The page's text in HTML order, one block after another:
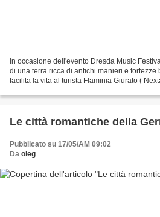
In occasione dell'evento Dresda Music
di una terra ricca di antichi manieri e fortezze
facilita la vita al turista Flaminia Giurato (
Le città romantiche della
Pubblicato su 17/05/AM 09:02
Da oleg